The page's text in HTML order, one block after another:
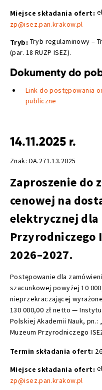
Miejsce składania ofert:
zp@isez.pan.krakow.pl
Tryb: Tryb regulaminowy –
(par. 18 RUZP ISEZ).
Dokumenty do
Link do postępowania
publiczne
14.11.2025 r.
Znak: DA.271.13.2025
Zaproszenie do
cenowej na
elektrycznej dla
Przyrodniczego
2026–2027.
Postępowanie dla
szacunkowej powyżej 10
nieprzekraczającej
130 000,00 zł netto —
Polskiej Akademii Nauk,
Muzeum Przyrodniczego
Termin składania ofert:
Miejsce składania ofert:
zp@isez.pan.krakow.pl